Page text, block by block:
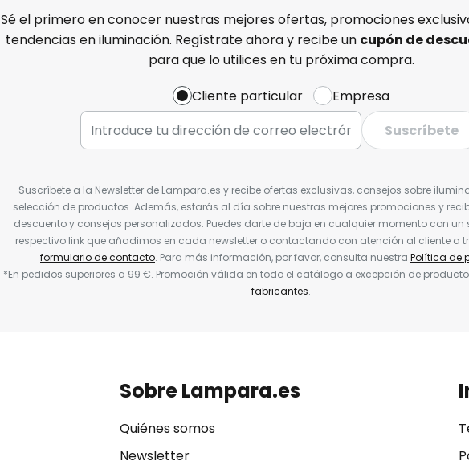
Sé el primero en conocer nuestras mejores ofertas, promociones
tendencias en iluminación. Regístrate ahora y recibe un cupón de
para que lo utilices en tu próxima compra.
Cliente particular
Empresa
Suscríbete
Suscríbete a la Newsletter de Lampara.es y recibe ofertas exclusivas, consejos sobre
selección de productos. Además, estarás al día sobre nuestras mejores promociones y
descuento y consejos personalizados. Puedes darte de baja en cualquier momento con un
respectivo link que añadimos en cada newsletter o contactando con atención al cliente a
formulario de contacto. Para más información, por favor, consulta nuestra Política de
*En pedidos superiores a 99 €. Promoción válida en todo el catálogo a excepción de
fabricantes.
Sobre Lampara.es
Quiénes somos
Newsletter